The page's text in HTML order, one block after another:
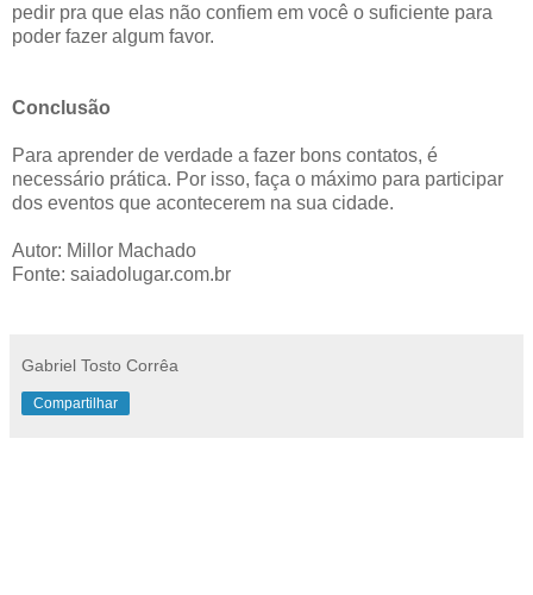
pedir pra que elas não confiem em você o suficiente para
poder fazer algum favor.
Conclusão
Para aprender de verdade a fazer bons contatos, é
necessário prática. Por isso, faça o máximo para participar
dos eventos que acontecerem na sua cidade.
Autor: Millor Machado
Fonte: saiadolugar.com.br
Gabriel Tosto Corrêa
Compartilhar